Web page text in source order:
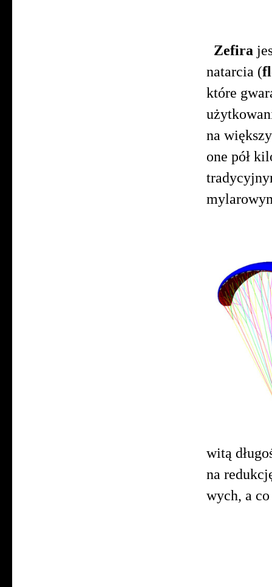
Zefira
natarcia (
które
na
one pół
witą
na
wych, a